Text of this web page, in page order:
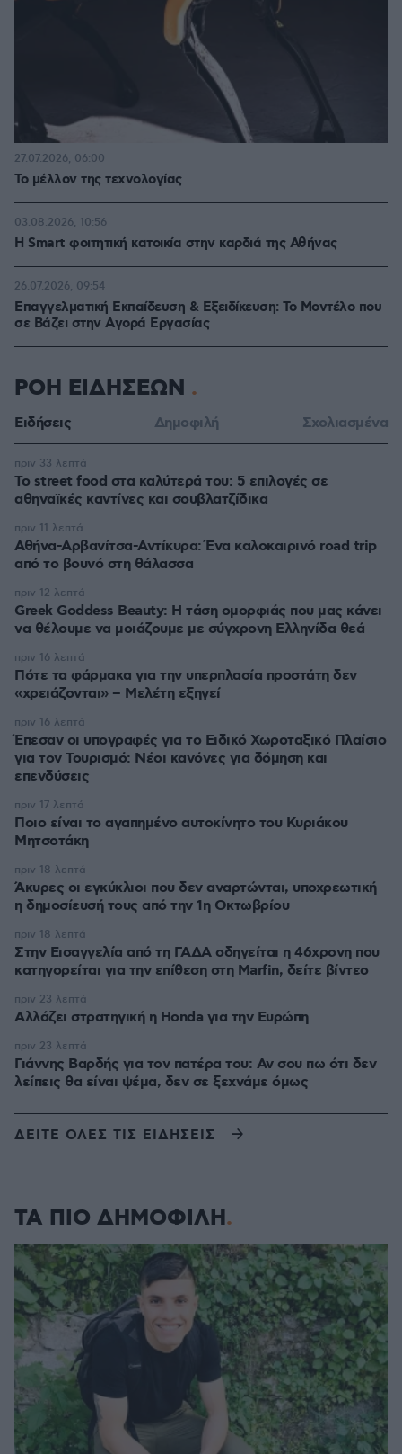
Το μέλλον της τεχνολογίας
27.07.2026, 06:00
Η Smart φοιτητική κατοικία στην καρδιά της Αθήνας
03.08.2026, 10:56
Επαγγελματική Εκπαίδευση & Εξειδίκευση: Το Mοντέλο που
σε Bάζει στην Aγορά Eργασίας
26.07.2026, 09:54
ΡΟΗ ΕΙΔΗΣΕΩΝ
Ειδήσεις Δημοφιλή Σχολιασμένα
Το street food στα καλύτερά του: 5 επιλογές σε
αθηναϊκές καντίνες και σουβλατζίδικα
πριν 33 λεπτά
Αθήνα-Αρβανίτσα-Αντίκυρα: Ένα καλοκαιρινό road trip
από το βουνό στη θάλασσα
πριν 11 λεπτά
Greek Goddess Beauty: Η τάση ομορφιάς που μας κάνει
να θέλουμε να μοιάζουμε με σύγχρονη Ελληνίδα θεά
πριν 12 λεπτά
Πότε τα φάρμακα για την υπερπλασία προστάτη δεν
«χρειάζονται» – Μελέτη εξηγεί
πριν 16 λεπτά
Έπεσαν οι υπογραφές για το Ειδικό Χωροταξικό Πλαίσιο
για τον Τουρισμό: Νέοι κανόνες για δόμηση και
επενδύσεις
πριν 16 λεπτά
Ποιο είναι το αγαπημένο αυτοκίνητο του Κυριάκου
Μητσοτάκη
πριν 17 λεπτά
Άκυρες οι εγκύκλιοι που δεν αναρτώνται, υποχρεωτική
η δημοσίευσή τους από την 1η Οκτωβρίου
πριν 18 λεπτά
Στην Εισαγγελία από τη ΓΑΔΑ οδηγείται η 46χρονη που
κατηγορείται για την επίθεση στη Marfin, δείτε βίντεο
πριν 18 λεπτά
Αλλάζει στρατηγική η Honda για την Ευρώπη
πριν 23 λεπτά
Γιάννης Βαρδής για τον πατέρα του: Αν σου πω ότι δεν
λείπεις θα είναι ψέμα, δεν σε ξεχνάμε όμως
πριν 23 λεπτά
ΔΕΙΤΕ ΟΛΕΣ ΤΙΣ ΕΙΔΗΣΕΙΣ
ΤΑ ΠΙΟ ΔΗΜΟΦΙΛΗ